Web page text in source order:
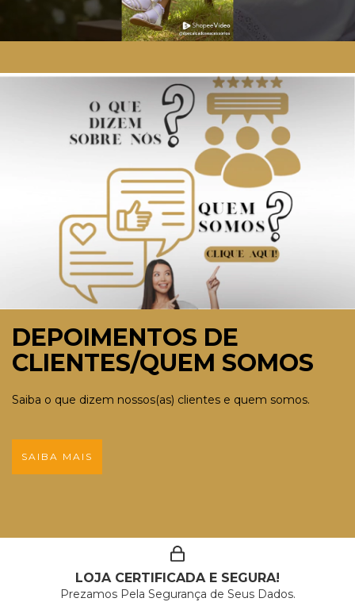
DEPOIMENTOS DE
CLIENTES/QUEM SOMOS
Saiba o que dizem nossos(as) clientes e quem somos.
SAIBA MAIS
LOJA CERTIFICADA E SEGURA!
Prezamos Pela Segurança de Seus Dados.